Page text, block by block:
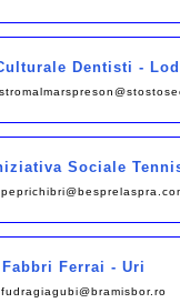
Dentisti -
Sociale
Ferrai - Uri